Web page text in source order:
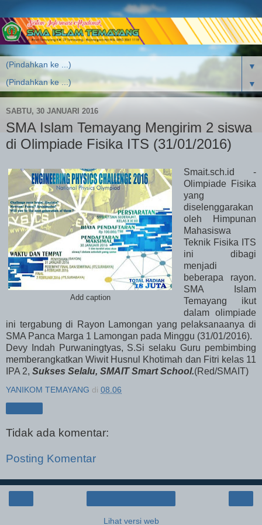
▼
▼
SABTU, 30 JANUARI 2016
SMA Islam Temayang Mengirim 2 siswa
di Olimpiade Fisika ITS (31/01/2016)
Add caption
Smait.sch.id -
Olimpiade Fisika
yang
diselenggarakan
oleh Himpunan
Mahasiswa
Teknik Fisika ITS
ini dibagi
menjadi
beberapa rayon.
SMA Islam
Temayang ikut
dalam olimpiade
ini tergabung di Rayon Lamongan yang pelaksanaanya di
SMA Panca Marga 1 Lamongan pada Minggu (31/01/2016).
Devy Indah Purwaningtyas, S.Si selaku Guru pembimbing
memberangkatkan Wiwit Husnul Khotimah dan Fitri kelas 11
IPA 2, Sukses Selalu, SMAIT Smart School.(Red/SMAIT)
YANIKOM TEMAYANG di 08.06
Tidak ada komentar:
Posting Komentar
Lihat versi web